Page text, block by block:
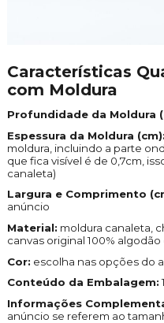
Características
com Moldura
Profundidade da Moldura
Espessura da Moldura (cm):
moldura, incluindo a parte
que fica visível é de 0,7cm,
canaleta)
Largura e Comprimento
anúncio
Material: moldura canaleta,
canvas original 100%
Cor: escolha nas opções do
Conteúdo da Embalagem:
Informações
anúncio se referem ao